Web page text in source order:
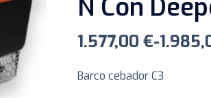
N Con
1.577,00 €-
Barco cebador C3